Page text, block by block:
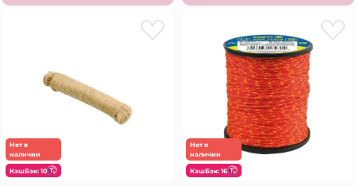
Нет в
наличии
КэшБэк: 10
Нет в
наличии
КэшБэк: 16